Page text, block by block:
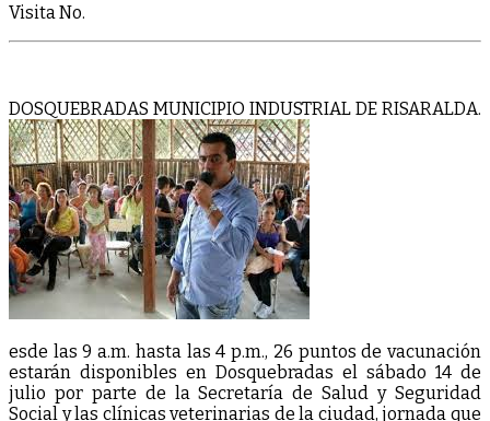
Visita No.
DOSQUEBRADAS MUNICIPIO INDUSTRIAL DE RISARALDA.
esde las 9 a.m. hasta las 4 p.m., 26 puntos de vacunación
estarán disponibles en Dosquebradas el sábado 14 de
julio por parte de la Secretaría de Salud y Seguridad
Social y las clínicas veterinarias de la ciudad, jornada que